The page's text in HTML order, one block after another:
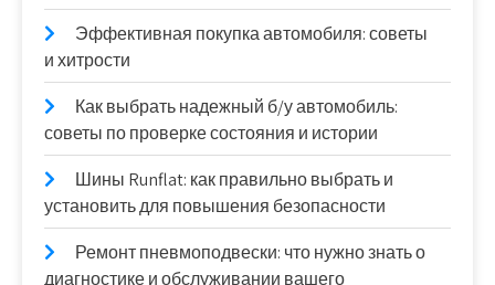
Эффективная покупка автомобиля: советы
и хитрости
Как выбрать надежный б/у автомобиль:
советы по проверке состояния и истории
Шины Runflat: как правильно выбрать и
установить для повышения безопасности
Ремонт пневмоподвески: что нужно знать о
диагностике и обслуживании вашего